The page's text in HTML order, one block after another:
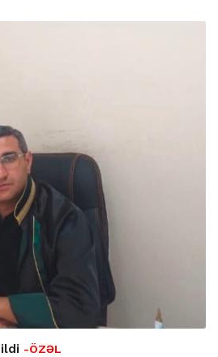
-ÖZƏL